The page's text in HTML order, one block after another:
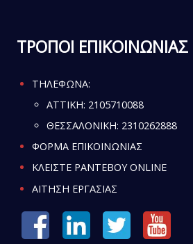
ΤΡΟΠΟΙ ΕΠΙΚΟΙΝΩΝΙΑΣ
ΤΗΛΕΦΩΝΑ:
ATTIKH: 2105710088
ΘΕΣΣΑΛΟΝΙΚΗ: 2310262888
ΦΟΡΜΑ ΕΠΙΚΟΙΝΩΝΙΑΣ
ΚΛΕΙΣΤΕ ΡΑΝΤΕΒΟΥ ONLINE
ΑΙΤΗΣΗ ΕΡΓΑΣΙΑΣ